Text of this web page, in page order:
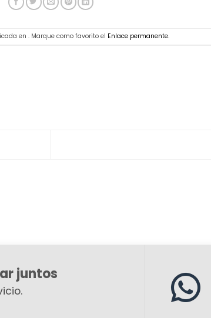
en . Marque como favorito el Enlace permanente.
juntos